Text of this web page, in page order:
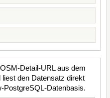
Detail-URL aus dem
den Datensatz direkt
PostgreSQL-Datenbasis.